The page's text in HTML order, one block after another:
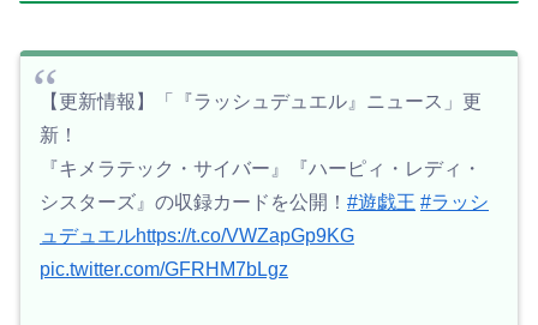
【更新情報】「『ラッシュデュエル』ニュース」更
新！
『キメラテック・サイバー』『ハーピィ・レディ・
シスターズ』の収録カードを公開！ #遊戯王 #ラッシ
ュデュエルhttps://t.co/VWZapGp9KG
pic.twitter.com/GFRHM7bLgz